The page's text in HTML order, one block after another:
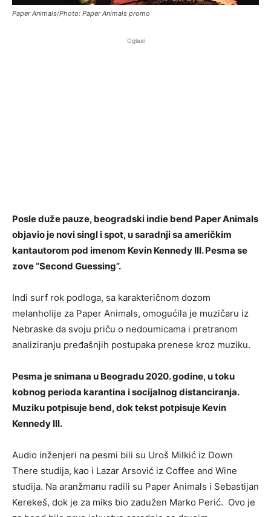
Paper Animals/Photo: Paper Animals promo
Oglasi
Posle duže pauze, beogradski indie bend Paper Animals
objavio je novi singl i spot, u saradnji sa američkim
kantautorom pod imenom Kevin Kennedy III. Pesma se
zove “Second Guessing”.
Indi surf rok podloga, sa karakteričnom dozom
melanholije za Paper Animals, omogućila je muzičaru iz
Nebraske da svoju priču o nedoumicama i pretranom
analiziranju pređašnjih postupaka prenese kroz muziku.
Pesma je snimana u Beogradu 2020. godine, u toku
kobnog perioda karantina i socijalnog distanciranja.
Muziku potpisuje bend, dok tekst potpisuje Kevin
Kennedy III.
Audio inženjeri na pesmi bili su Uroš Milkić iz Down
There studija, kao i Lazar Arsović iz Coffee and Wine
studija. Na aranžmanu radili su Paper Animals i Sebastijan
Kerekeš, dok je za miks bio zadužen Marko Perić. Ovo je